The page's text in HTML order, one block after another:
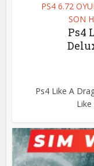
PS4 6.72
SON
Ps4
Ps4 Like A